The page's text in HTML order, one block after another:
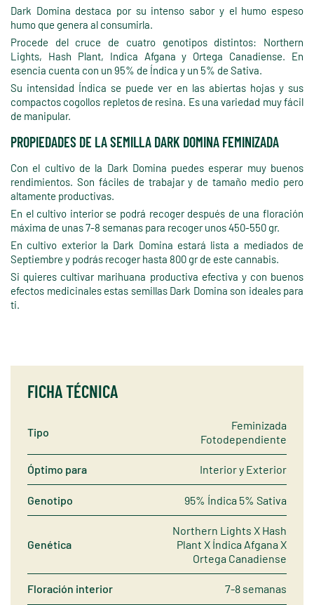
Dark Domina destaca por su intenso sabor y el humo espeso
humo que genera al consumirla.
Procede del cruce de cuatro genotipos distintos: Northern
Lights, Hash Plant, Indica Afgana y Ortega Canadiense. En
esencia cuenta con un 95% de Índica y un 5% de Sativa.
Su intensidad Índica se puede ver en las abiertas hojas y sus
compactos cogollos repletos de resina. Es una variedad muy fácil
de manipular.
PROPIEDADES DE LA SEMILLA DARK DOMINA FEMINIZADA
Con el cultivo de la Dark Domina puedes esperar muy buenos
rendimientos. Son fáciles de trabajar y de tamaño medio pero
altamente productivas.
En el cultivo interior se podrá recoger después de una floración
máxima de unas 7-8 semanas para recoger unos 450-550 gr.
En cultivo exterior la Dark Domina estará lista a mediados de
Septiembre y podrás recoger hasta 800 gr de este cannabis.
Si quieres cultivar marihuana productiva efectiva y con buenos
efectos medicinales estas semillas Dark Domina son ideales para
ti.
FICHA TÉCNICA
Tipo
Feminizada
Fotodependiente
Óptimo para Interior y Exterior
Genotipo 95% Índica 5% Sativa
Genética
Northern Lights X Hash
Plant X Índica Afgana X
Ortega Canadiense
Floración interior 7-8 semanas